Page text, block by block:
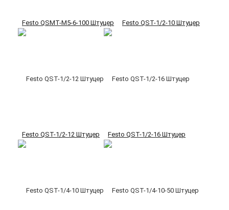
Festo QSMT-M5-6-100 Штуцер Festo QST-1/2-10 Штуцер
Festo QST-1/2-12 Штуцер Festo QST-1/2-16 Штуцер